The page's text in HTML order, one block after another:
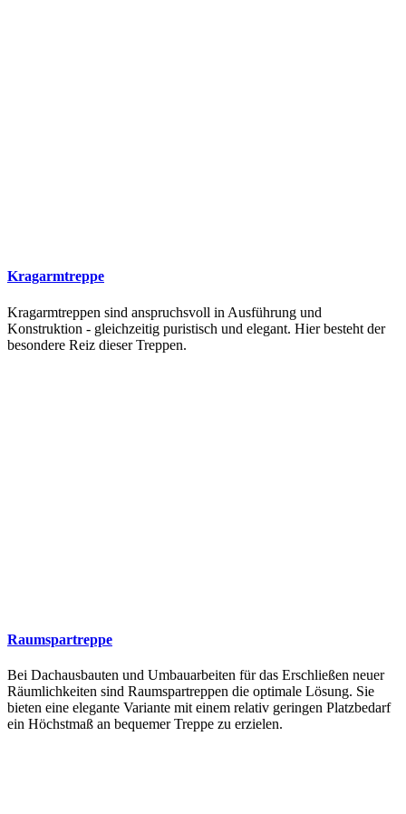
Kragarmtreppe
Kragarmtreppen sind anspruchsvoll in Ausführung und
Konstruktion - gleichzeitig puristisch und elegant. Hier besteht der
besondere Reiz dieser Treppen.
Raumspartreppe
Bei Dachausbauten und Umbauarbeiten für das Erschließen neuer
Räumlichkeiten sind Raumspartreppen die optimale Lösung. Sie
bieten eine elegante Variante mit einem relativ geringen Platzbedarf
ein Höchstmaß an bequemer Treppe zu erzielen.